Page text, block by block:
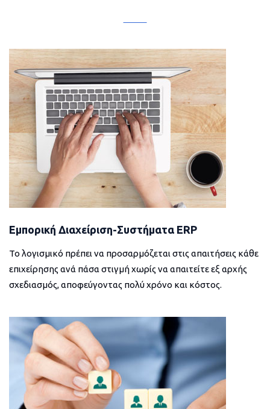
Εμπορική Διαχείριση-Συστήματα ERP
Το λογισμικό πρέπει να προσαρμόζεται στις απαιτήσεις κάθε
επιχείρησης ανά πάσα στιγμή χωρίς να απαιτείτε εξ αρχής
σχεδιασμός, αποφεύγοντας πολύ χρόνο και κόστος.